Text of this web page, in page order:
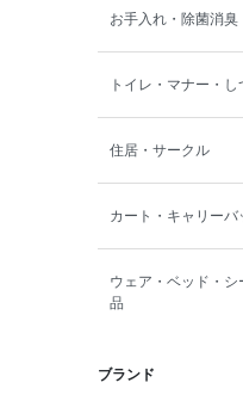
お手入れ・除菌消臭
トイレ・マナー・し
住居・サークル
カート・キャリーバ
ウェア・ベッド・シ
品
首輪・ハーネス(胴輪
ブランド